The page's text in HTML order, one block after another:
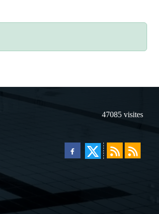
47085 visites